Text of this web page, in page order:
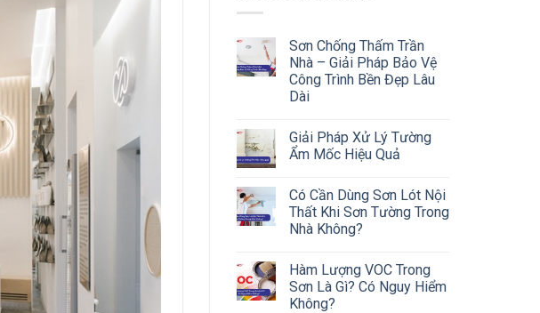
Sơn Chống Thấm Trần
Nhà – Giải Pháp Bảo Vệ
Công Trình Bền Đẹp Lâu
Dài
Giải Pháp Xử Lý Tường
Ẩm Mốc Hiệu Quả
Có Cần Dùng Sơn Lót Nội
Thất Khi Sơn Tường Trong
Nhà Không?
Hàm Lượng VOC Trong
Sơn Là Gì? Có Nguy Hiểm
Không?